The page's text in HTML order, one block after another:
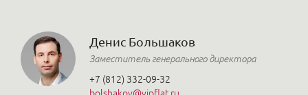
Денис Большаков
Заместитель генерального директора
+7 (812) 332-09-32